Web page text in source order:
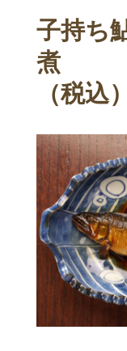
子持ち
煮
（税込）